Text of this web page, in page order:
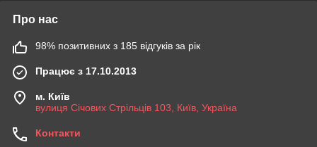
Про нас
98% позитивних з 185 відгуків за рік
Працює з 17.10.2013
м. Київ
вулиця Січових Стрільців 103, Київ, Україна
Контакти